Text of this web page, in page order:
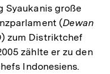
Syaukanis große
(Dewan
zum Distriktchef
zählte er zu den
Indonesiens.